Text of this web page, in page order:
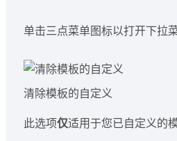
单击三点菜单图标以打开下拉
清除模板的自定义
此选项仅适用于您已自定义的